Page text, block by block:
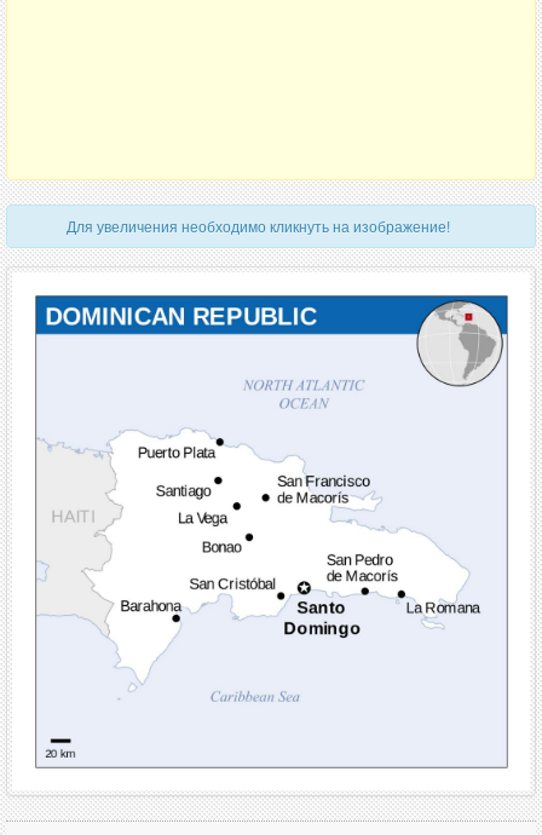
Для увеличения необходимо кликнуть на изображение!